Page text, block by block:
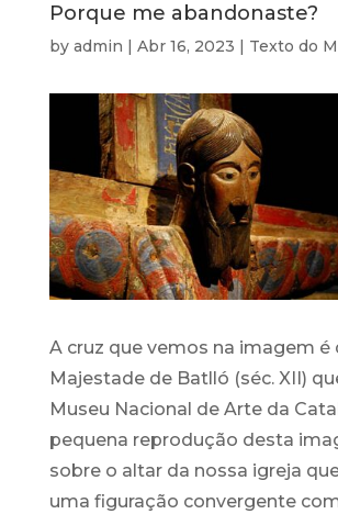
Porque me abandonaste?
by admin | Abr 16, 2023 | Texto do
A cruz que vemos na imagem é
Majestade de Batlló (séc. XII)
Museu Nacional de Arte da
pequena reprodução desta
sobre o altar da nossa igreja
uma figuração convergente